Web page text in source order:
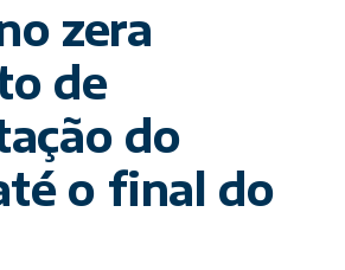
zera
de
do
o final do